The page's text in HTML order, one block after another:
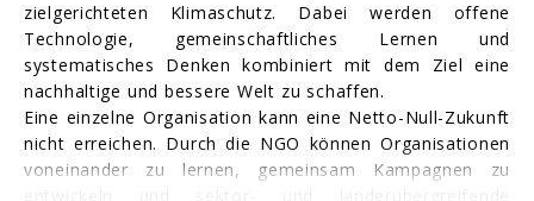
zielgerichteten Klimaschutz. Dabei werden offene
Technologie, gemeinschaftliches Lernen und
systematisches Denken kombiniert mit dem Ziel eine
nachhaltige und bessere Welt zu schaffen.
Eine einzelne Organisation kann eine Netto-Null-Zukunft
nicht erreichen. Durch die NGO können Organisationen
voneinander zu lernen, gemeinsam Kampagnen zu